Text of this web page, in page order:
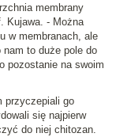
membrany
Kujawa. - Można
w membranach, ale
nam to duże pole do
pozostanie na swoim
przyczepiali go
się najpierw
do niej chitozan.